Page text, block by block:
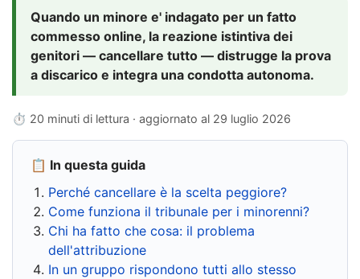
Quando un minore e' indagato per un fatto
commesso online, la reazione istintiva dei
genitori — cancellare tutto — distrugge la prova
a discarico e integra una condotta autonoma.
⏱ 20 minuti di lettura · aggiornato al 29 luglio 2026
📋 In questa guida
Perché cancellare è la scelta peggiore?
Come funziona il tribunale per i minorenni?
Chi ha fatto che cosa: il problema
dell'attribuzione
In un gruppo rispondono tutti allo stesso